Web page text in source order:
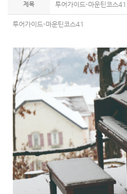
제목 투어가이드-마운틴코스41
투어가이드-마운틴코스41